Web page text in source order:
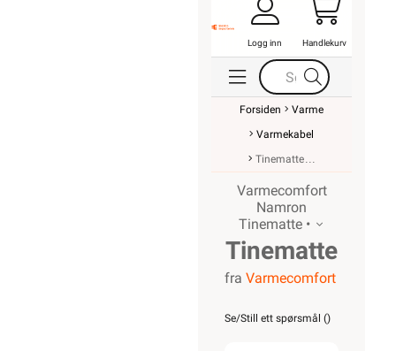
Logg inn Handlekurv
Forsiden
Varme
Varmekabel
Tinematte
Varmecomfort
Namron
Tinematte •
Tinematte
6m x
0,8m
fra Varmecomfort
Se/Still ett spørsmål ()